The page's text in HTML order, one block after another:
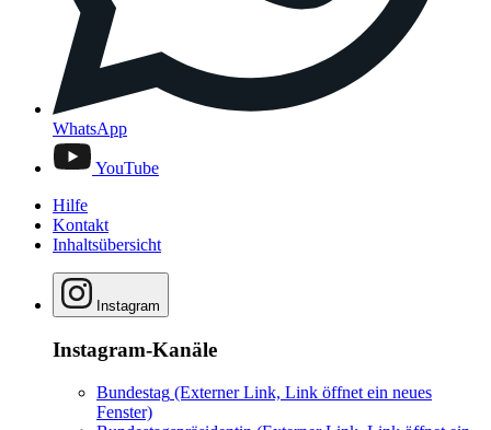
WhatsApp
YouTube
Hilfe
Kontakt
Inhaltsübersicht
Instagram
Instagram-Kanäle
Bundestag (Externer Link, Link öffnet ein neues
Fenster)